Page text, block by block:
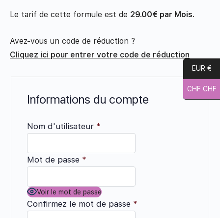
Le tarif de cette formule est de 29.00€ par Mois.
Avez-vous un code de réduction ?
Cliquez ici pour entrer votre code de réduction
Informations du compte
Nom d'utilisateur *
Mot de passe *
Voir le mot de passe
Confirmez le mot de passe *
EUR €
CHF CHF